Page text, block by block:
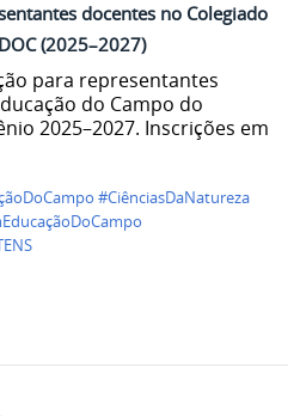
docentes no Colegiado
(2025–2027)
para representantes
do Campo do
2025–2027. Inscrições em
#CiênciasDaNatureza